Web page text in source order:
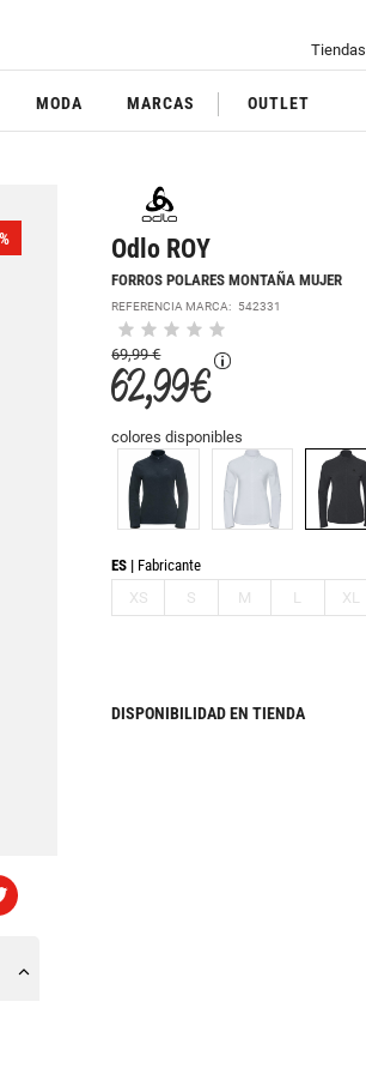
Tiendas
MODA MARCAS OUTLET
Odlo ROY
FORROS POLARES MONTAÑA MUJER
REFERENCIA MARCA: 542331
69,99 €
62,99 €
colores disponibles
ES
Fabricante
XS
S M L XL
DISPONIBILIDAD EN TIENDA
%